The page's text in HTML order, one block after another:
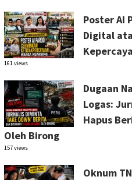
Poster AI
Digital
161 views
Dugaan
Logas:
Hapus
Oleh Birong
157 views
Oknum